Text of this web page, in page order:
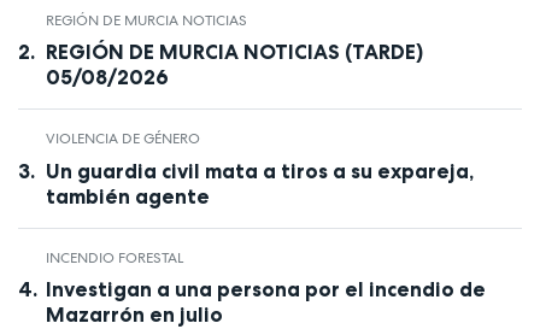
REGIÓN DE MURCIA NOTICIAS
REGIÓN DE MURCIA NOTICIAS (TARDE)
05/08/2026
VIOLENCIA DE GÉNERO
Un guardia civil mata a tiros a su expareja,
también agente
INCENDIO FORESTAL
Investigan a una persona por el incendio de
Mazarrón en julio